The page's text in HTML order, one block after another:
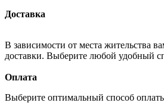
Доставка
В зависимости от места жительства
доставки. Выберите любой удобный
Оплата
Выберите оптимальный способ